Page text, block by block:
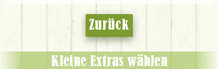
Zurück
Kleine Extras wählen